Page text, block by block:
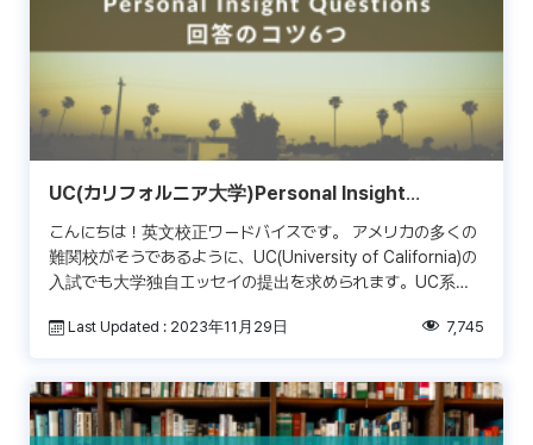
UC(カリフォルニア大学)Personal Insight
Questions回答のコツ6つ
こんにちは！英文校正ワードバイスです。 アメリカの多くの
難関校がそうであるように、UC(University of California)の
入試でも大学独自エッセイの提出を求められます。UC系列
Last Updated : 2023年11月29日 7,745